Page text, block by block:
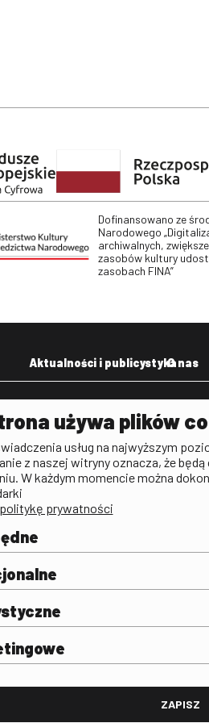
Dofinansowano ze
Narodowego
archiwalnych,
zasobów kultury
zasobach FINA”
i
Aktualności i publicystyka
Aktualności
Publicystyka filmowa
O nas
Praca w
używa plików
usług na najwyższym
z naszej witryny oznacza, że
W każdym momencie można
prywatności
ZAPISZ